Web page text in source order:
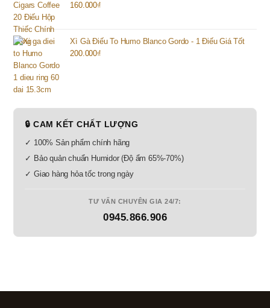
160.000₫
Xì Gà Điếu To Humo Blanco Gordo - 1 Điếu Giá Tốt
200.000₫
🔒 CAM KẾT CHẤT LƯỢNG
✓ 100% Sản phẩm chính hãng
✓ Bảo quản chuẩn Humidor (Độ ẩm 65%-70%)
✓ Giao hàng hỏa tốc trong ngày
TƯ VẤN CHUYÊN GIA 24/7:
0945.866.906